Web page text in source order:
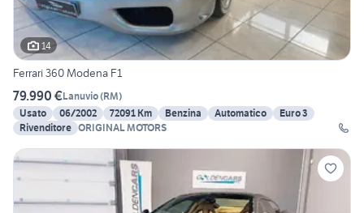
14
Ferrari 360 Modena F1
79.990 €Lanuvio(RM)
Usato
06/2002 72091 Km Benzina Automatico
Euro 3
Rivenditore ORIGINAL MOTORS